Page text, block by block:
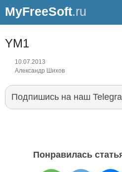
MyFreeSoft.ru
YM1
10.07.2013
Александр Шихов
Подпишись на наш
Понравилась